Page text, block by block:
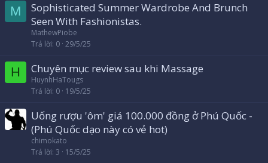
M
Sophisticated Summer Wardrobe And Brunch
Seen With Fashionistas.
MathewPiobe
Trả lời 0 29/5/25
H Chuyên mục review sau khi Massage
HuynhHaTougs
Trả lời 0 19/5/25
Uống rượu 'ôm' giá 100.000 đồng ở Phú Quốc -
(Phú Quốc dạo này có vẻ hot)
chimokato
Trả lời 3 15/5/25